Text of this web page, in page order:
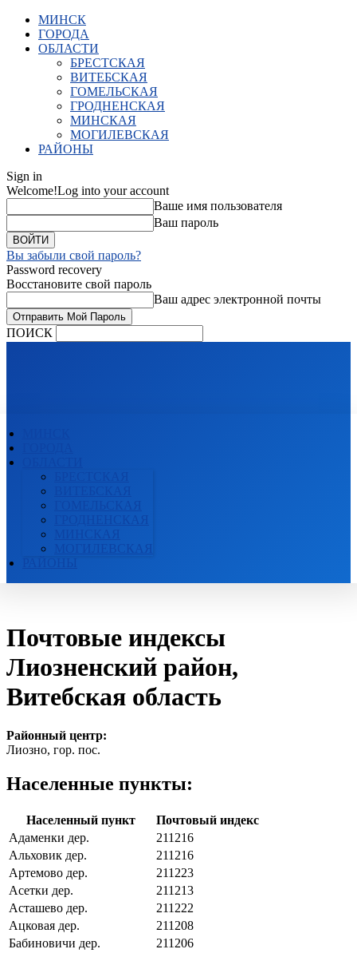
МИНСК
ГОРОДА
ОБЛАСТИ
БРЕСТСКАЯ
ВИТЕБСКАЯ
ГОМЕЛЬСКАЯ
ГРОДНЕНСКАЯ
МИНСКАЯ
МОГИЛЕВСКАЯ
РАЙОНЫ
Sign in
Welcome!Log into your account
Ваше имя пользователя
Ваш пароль
Вы забыли свой пароль?
Password recovery
Восстановите свой пароль
Ваш адрес электронной почты
ПОИСК
ГРОДНЕНСКАЯ
МОГИЛЕВСКАЯ
Почтовые индексы
Лиозненский район,
Витебская область
Районный центр:
Лиозно, гор. пос.
Населенные пункты:
Населенный пункт
Почтовый индекс
Адаменки дер.
211216
Альховик дер.
211216
Артемово дер.
211223
Асетки дер.
211213
Асташево дер.
211222
Ацковая дер.
211208
Бабиновичи дер.
211206